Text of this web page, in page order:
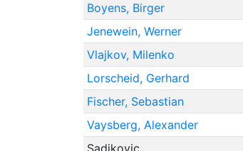
Boyens, Birger
Jenewein, Werner
Vlajkov, Milenko
Lorscheid, Gerhard
Fischer, Sebastian
Vaysberg, Alexander
Sadikovic